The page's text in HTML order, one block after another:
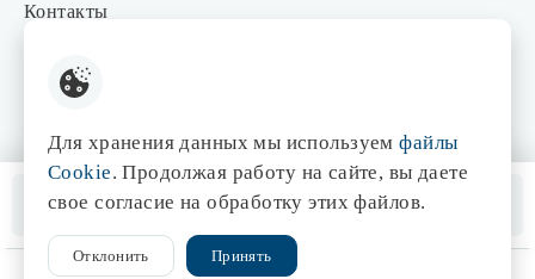
Контакты
Интернет-магазин
Отдел маркетинга
© 1998-2026 Центр света «Эдисон»
Нет в наличии
Помощь менеджера
Для хранения данных мы используемфайлы
Cookie. Продолжая работу на сайте, вы даете
свое согласие на обработку этих файлов.
Отклонить Принять